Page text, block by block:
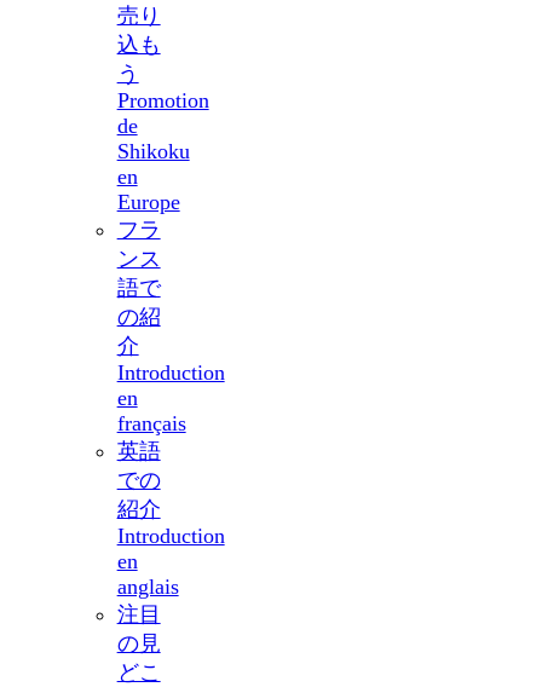
売り
込も
う
Promotion
de
Shikoku
en
Europe
フラ
ンス
語で
の紹
介
Introduction
en
français
英語
での
紹介
Introduction
en
anglais
注目
の見
どこ